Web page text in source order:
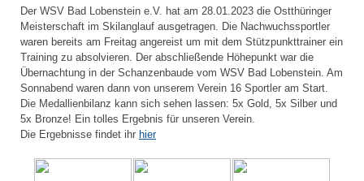
Der WSV Bad Lobenstein e.V. hat am 28.01.2023 die Ostthüringer
Meisterschaft im Skilanglauf ausgetragen. Die Nachwuchssportler
waren bereits am Freitag angereist um mit dem Stützpunkttrainer ein
Training zu absolvieren. Der abschließende Höhepunkt war die
Übernachtung in der Schanzenbaude vom WSV Bad Lobenstein. Am
Sonnabend waren dann von unserem Verein 16 Sportler am Start.
Die Medallienbilanz kann sich sehen lassen: 5x Gold, 5x Silber und
5x Bronze! Ein tolles Ergebnis für unseren Verein.
Die Ergebnisse findet ihr hier